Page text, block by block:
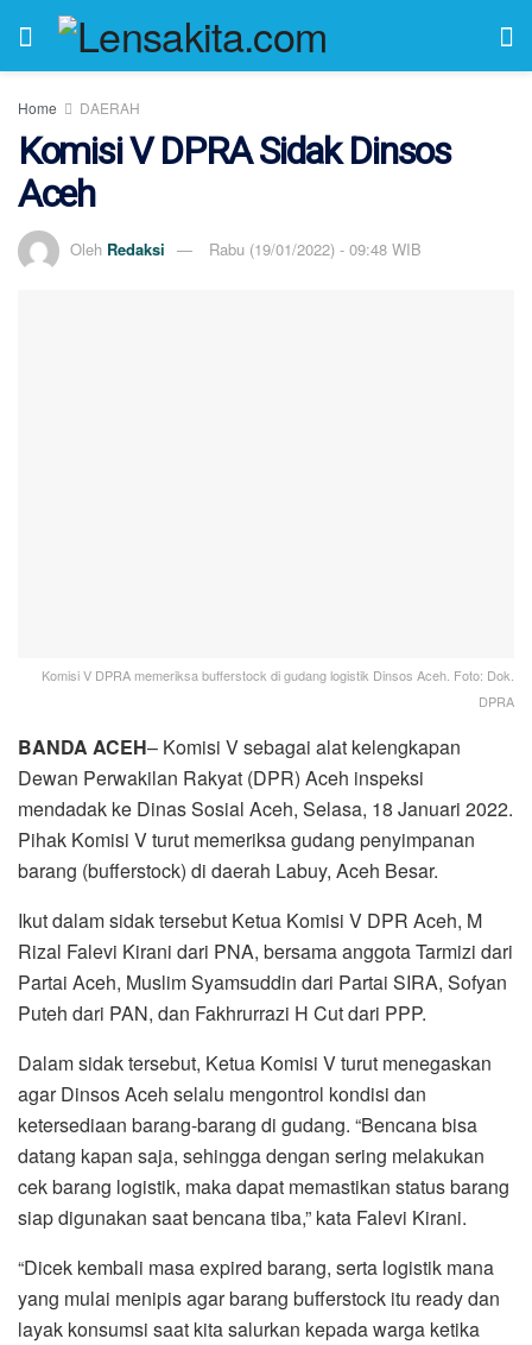
Home DAERAH
Komisi V DPRA Sidak Dinsos
Aceh
Oleh Redaksi Rabu (19/01/2022) - 09:48 WIB
Komisi V DPRA memeriksa bufferstock di gudang logistik Dinsos Aceh. Foto: Dok.
DPRA
BANDA ACEH– Komisi V sebagai alat kelengkapan
Dewan Perwakilan Rakyat (DPR) Aceh inspeksi
mendadak ke Dinas Sosial Aceh, Selasa, 18 Januari 2022.
Pihak Komisi V turut memeriksa gudang penyimpanan
barang (bufferstock) di daerah Labuy, Aceh Besar.
Ikut dalam sidak tersebut Ketua Komisi V DPR Aceh, M
Rizal Falevi Kirani dari PNA, bersama anggota Tarmizi dari
Partai Aceh, Muslim Syamsuddin dari Partai SIRA, Sofyan
Puteh dari PAN, dan Fakhrurrazi H Cut dari PPP.
Dalam sidak tersebut, Ketua Komisi V turut menegaskan
agar Dinsos Aceh selalu mengontrol kondisi dan
ketersediaan barang-barang di gudang. “Bencana bisa
datang kapan saja, sehingga dengan sering melakukan
cek barang logistik, maka dapat memastikan status barang
siap digunakan saat bencana tiba,” kata Falevi Kirani.
“Dicek kembali masa expired barang, serta logistik mana
yang mulai menipis agar barang bufferstock itu ready dan
layak konsumsi saat kita salurkan kepada warga ketika